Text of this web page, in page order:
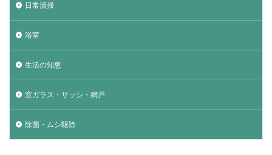
日常清掃
浴室
生活の知恵
窓ガラス・サッシ・網戸
除菌・ムシ駆除